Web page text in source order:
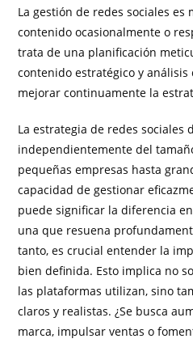
La gestión de redes sociales
contenido ocasionalmente o
trata de una planificación
contenido estratégico y
mejorar continuamente la
La estrategia de redes sociales
independientemente del
pequeñas empresas hasta
capacidad de gestionar
puede significar la diferencia
una que resuena
tanto, es crucial entender la
bien definida. Esto implica no
las plataformas utilizan, sino
claros y realistas. ¿Se busca
marca, impulsar ventas o